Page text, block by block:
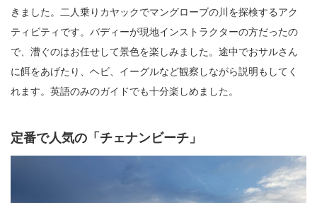
きました。二人乗りカヤックでマングローブの川を探検するアク
ティビティです。バディーが現地インストラクターの方だったの
で、漕ぐのはお任せして景色を楽しみました。途中でおサルさん
に餌をあげたり、ヘビ、イーグルなど観察しながら説明もしてく
れます。英語のみのガイドでも十分楽しめました。
定番で人気の「チェナンビーチ」